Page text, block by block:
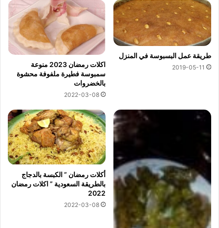
طريقة عمل البسبوسة في المنزل
2019-05-11
اكلات رمضان 2023 منوعة
سمبوسة فطيرة ملفوفة محشوة
بالخضروات
2022-03-08
أكلات رمضان ” الكبسة بالدجاج
بالطريقة السعودية ” اكلات رمضان
2022
2022-03-08